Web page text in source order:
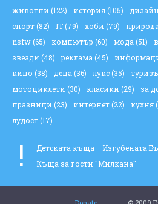
животни (122) история(105) дизайн
спорт(82) IT(79) хоби (79) природа
nsfw(65) компютър (60) мода (51)
звезди (48) реклама (45)
кино (38) деца (36) лукс(35)
мотоциклети (30) класики (29) за
празници (23) интернет(22) кухня
лудост(17)
! Детската къща Изгубената
Къща за гости "Милкана"